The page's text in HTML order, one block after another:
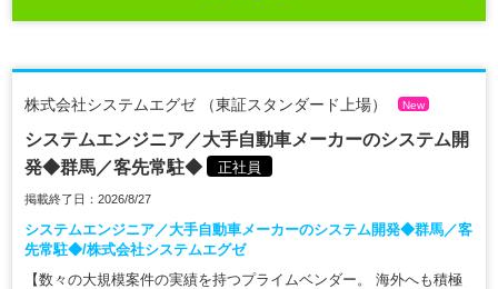
株式会社システムエグゼ （東証スタンダード上場） New
システムエンジニア／大手自動車メーカーのシステム開
発◆群馬／客先常駐◆
正社員
掲載終了日：2026/8/27
システムエンジニア／大手自動車メーカーのシステム開発◆群馬／客
先常駐◆/株式会社システムエグゼ
【数々の大規模案件の実績を持つプライムベンダー。 海外へも積極